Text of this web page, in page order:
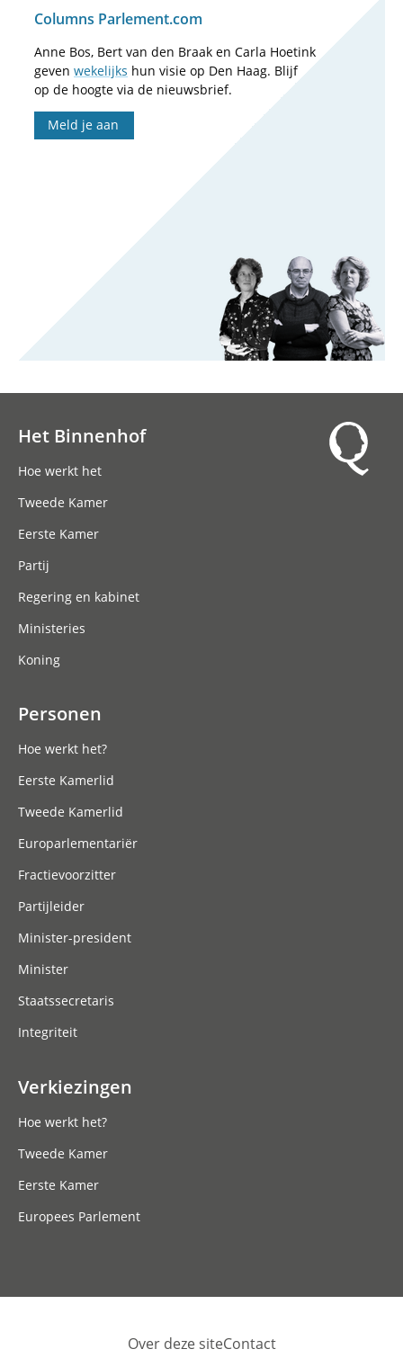
Columns Parlement.com
Anne Bos, Bert van den Braak en Carla Hoetink
geven wekelijks hun visie op Den Haag. Blijf
op de hoogte via de nieuwsbrief.
Meld je aan
Het Binnenhof
Hoe werkt het
Tweede Kamer
Eerste Kamer
Partij
Regering en kabinet
Ministeries
Koning
Personen
Hoe werkt het?
Eerste Kamerlid
Tweede Kamerlid
Europarlementariër
Fractievoorzitter
Partijleider
Minister-president
Minister
Staatssecretaris
Integriteit
Verkiezingen
Hoe werkt het?
Tweede Kamer
Eerste Kamer
Europees Parlement
Over deze siteContact